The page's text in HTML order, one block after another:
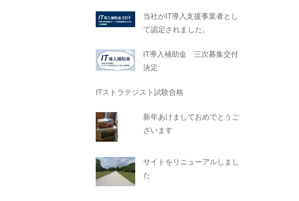
当社がIT導入支援事業者とし
て認定されました。
IT導入補助金 三次募集交付
決定
ITストラテジスト試験合格
新年あけましておめでとうご
ざいます
サイトをリニューアルしまし
た